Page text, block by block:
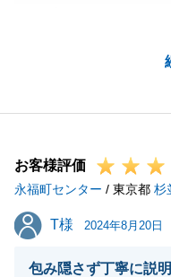
お忙しい中何度も現
がとうございました。
お客様評価
永福町センター / 東京都 杉
T様
T様 2024年8月20日
包み隠さず丁寧に説